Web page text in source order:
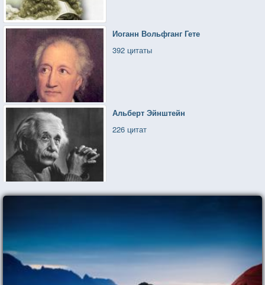
Иоганн Вольфганг Гете
392 цитаты
Альберт Эйнштейн
226 цитат